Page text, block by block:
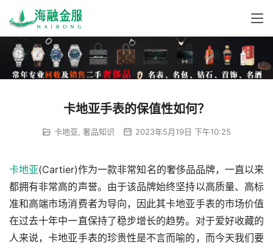
卡地亚手表的保值性如何？
卡地亚 奢品知识 2023年5月19日 下午10:25
卡地亚(Cartier)作为一款非常知名的奢侈品品牌，一直以来
都拥有非常高的声誉。由于该品牌始终坚持以高质量、高标
准和高端市场消费者为导向，因此其卡地亚手表的市场价值
在过去十年中一直保持了稳步增长的趋势。对于爱好收藏的
人来说，卡地亚手表的珍贵性是不言而喻的，而今天我们要